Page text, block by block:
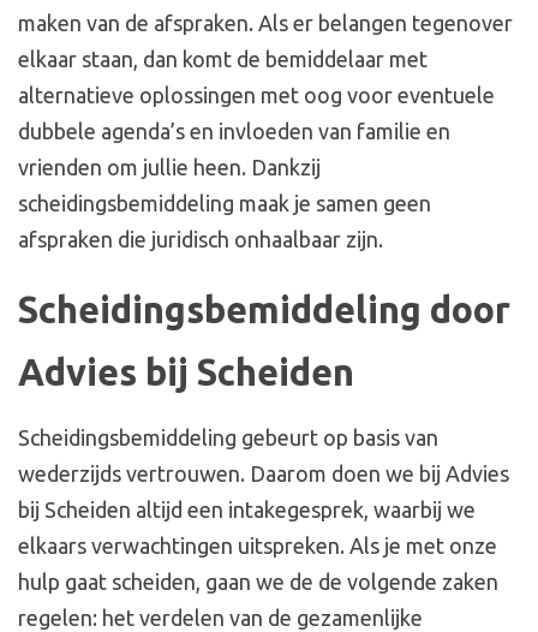
maken van de afspraken. Als er belangen tegenover
elkaar staan, dan komt de bemiddelaar met
alternatieve oplossingen met oog voor eventuele
dubbele agenda’s en invloeden van familie en
vrienden om jullie heen. Dankzij
scheidingsbemiddeling maak je samen geen
afspraken die juridisch onhaalbaar zijn.
Scheidingsbemiddeling door
Advies bij Scheiden
Scheidingsbemiddeling gebeurt op basis van
wederzijds vertrouwen. Daarom doen we bij Advies
bij Scheiden altijd een intakegesprek, waarbij we
elkaars verwachtingen uitspreken. Als je met onze
hulp gaat scheiden, gaan we de de volgende zaken
regelen: het verdelen van de gezamenlijke